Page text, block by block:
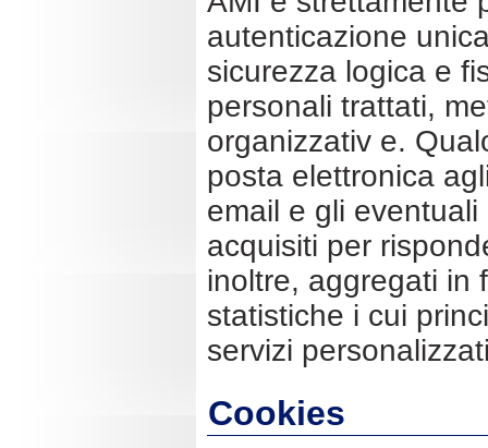
autenticazione
sicurezza logica e
personali trattati,
organizzativ e.
posta elettronica
email e gli
acquisiti per
inoltre, aggregati in
statistiche i cui
servizi
Cookies